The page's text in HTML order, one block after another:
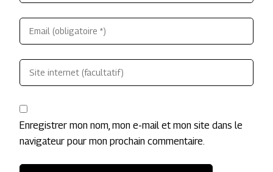
Enregistrer mon nom, mon e-mail et mon site dans le
navigateur pour mon prochain commentaire.